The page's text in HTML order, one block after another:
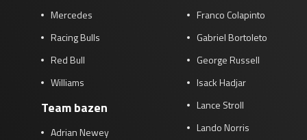
Mercedes
Racing Bulls
Red Bull
Williams
Team bazen
Adrian Newey
Franco Colapinto
Gabriel Bortoleto
George Russell
Isack Hadjar
Lance Stroll
Lando Norris